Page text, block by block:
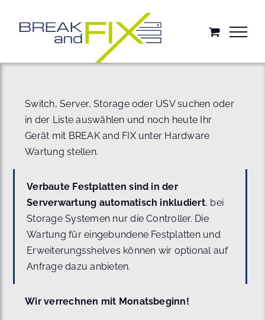
springen
Switch, Server, Storage oder USV suchen oder
in der Liste auswählen und noch heute Ihr
Gerät mit BREAK and FIX unter Hardware
Wartung stellen.
Verbaute Festplatten sind in der
Serverwartung automatisch inkludiert, bei
Storage Systemen nur die Controller. Die
Wartung für eingebundene Festplatten und
Erweiterungsshelves können wir optional auf
Anfrage dazu anbieten.
Wir verrechnen mit Monatsbeginn!